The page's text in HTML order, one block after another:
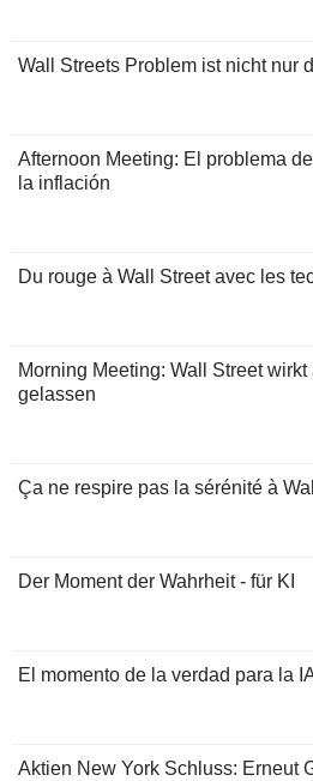
Wall Streets Problem ist nicht nur
Afternoon Meeting: El problema
la inflación
Du rouge à Wall Street avec les
Morning Meeting: Wall Street
gelassen
Ça ne respire pas la sérénité à
Der Moment der Wahrheit - für KI
El momento de la verdad para la
Aktien New York Schluss: Erneut